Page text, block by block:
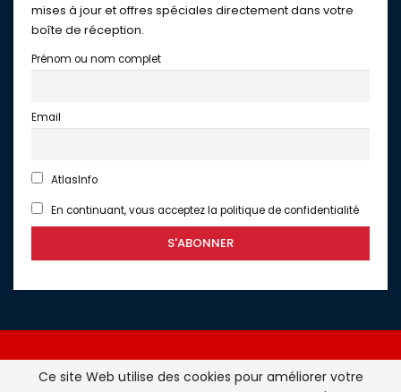
mises à jour et offres spéciales directement dans votre
boîte de réception.
Prénom ou nom complet
Email
AtlasInfo
En continuant, vous acceptez la politique de confidentialité
Ce site Web utilise des cookies pour améliorer votre